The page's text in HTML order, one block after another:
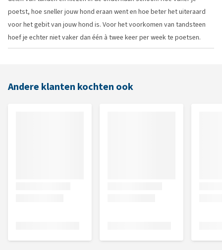
poetst, hoe sneller jouw hond eraan went en hoe beter het uiteraard
voor het gebit van jouw hond is. Voor het voorkomen van tandsteen
hoef je echter niet vaker dan één à twee keer per week te poetsen.
Andere klanten kochten ook